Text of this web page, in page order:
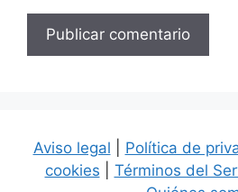
Aviso legal Política de
cookies
Términos del